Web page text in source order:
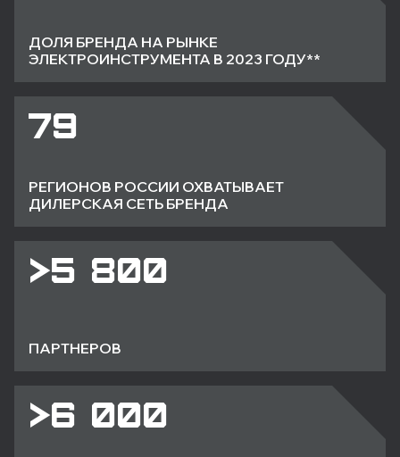
ДОЛЯ БРЕНДА НА РЫНКЕ
ЭЛЕКТРОИНСТРУМЕНТА В 2023 ГОДУ**
79
РЕГИОНОВ РОССИИ ОХВАТЫВАЕТ
ДИЛЕРСКАЯ СЕТЬ БРЕНДА
>5 800
ПАРТНЕРОВ
>6 000